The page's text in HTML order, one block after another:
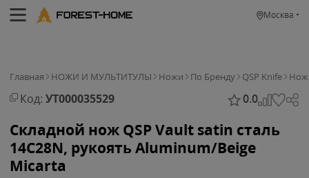
Москва
Главная НОЖИ И МУЛЬТИТУЛЫ Ножи По Бренду QSP Knife Нож
Код: УТ000035529 0.0
Складной нож QSP Vault satin сталь
14C28N, рукоять Aluminum/Beige
Micarta